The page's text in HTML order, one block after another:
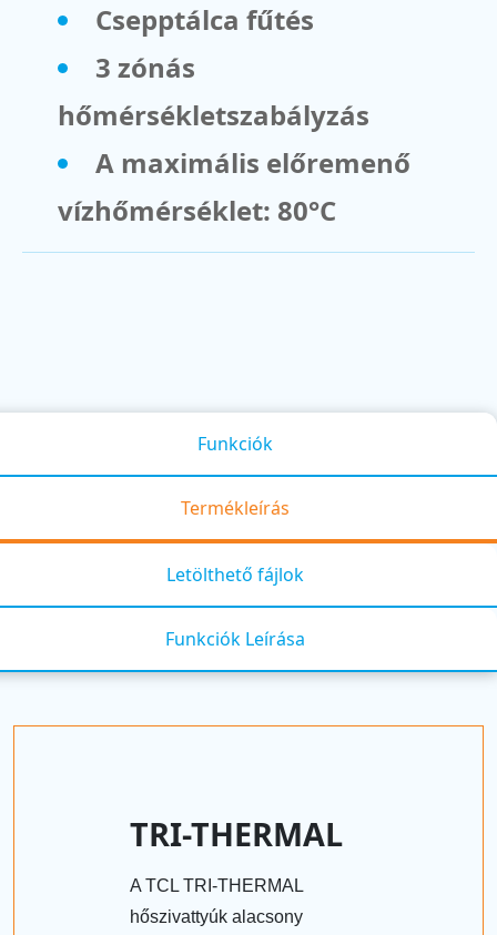
Csepptálca fűtés
3 zónás
hőmérsékletszabályzás
A maximális előremenő
vízhőmérséklet: 80°C
Funkciók
Termékleírás
Letölthető fájlok
Funkciók Leírása
TRI-THERMAL
A TCL TRI-THERMAL
hőszivattyúk alacsony